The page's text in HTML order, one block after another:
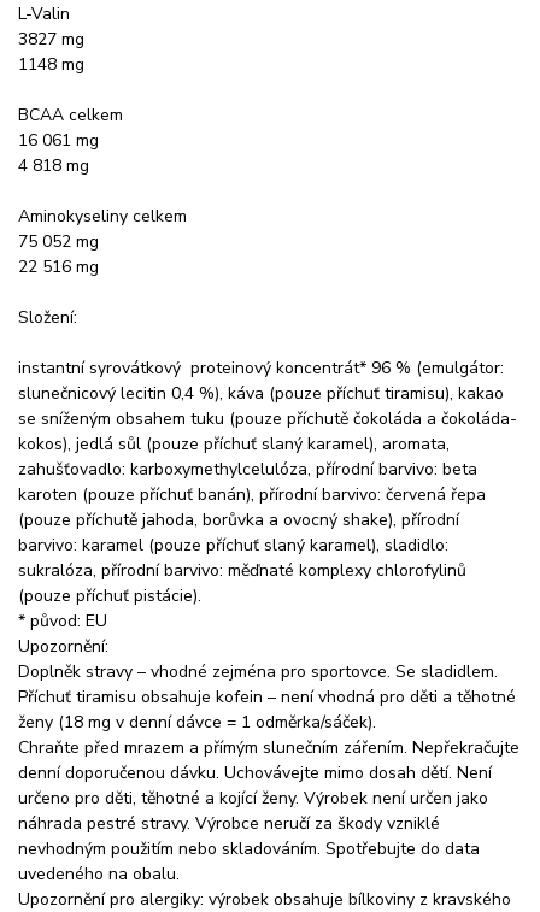
L-Valin
3827 mg
1148 mg
BCAA celkem
16 061 mg
4 818 mg
Aminokyseliny celkem
75 052 mg
22 516 mg
Složení:
instantní syrovátkový proteinový koncentrát* 96 % (emulgátor:
slunečnicový lecitin 0,4 %), káva (pouze příchuť tiramisu), kakao
se sníženým obsahem tuku (pouze příchutě čokoláda a čokoláda-
kokos), jedlá sůl (pouze příchuť slaný karamel), aromata,
zahušťovadlo: karboxymethylcelulóza, přírodní barvivo: beta
karoten (pouze příchuť banán), přírodní barvivo: červená řepa
(pouze příchutě jahoda, borůvka a ovocný shake), přírodní
barvivo: karamel (pouze příchuť slaný karamel), sladidlo:
sukralóza, přírodní barvivo: měďnaté komplexy chlorofylinů
(pouze příchuť pistácie).
* původ: EU
Upozornění:
Doplněk stravy – vhodné zejména pro sportovce. Se sladidlem.
Příchuť tiramisu obsahuje kofein – není vhodná pro děti a těhotné
ženy (18 mg v denní dávce = 1 odměrka/sáček).
Chraňte před mrazem a přímým slunečním zářením. Nepřekračujte
denní doporučenou dávku. Uchovávejte mimo dosah dětí. Není
určeno pro děti, těhotné a kojící ženy. Výrobek není určen jako
náhrada pestré stravy. Výrobce neručí za škody vzniklé
nevhodným použitím nebo skladováním. Spotřebujte do data
uvedeného na obalu.
Upozornění pro alergiky: výrobek obsahuje bílkoviny z kravského